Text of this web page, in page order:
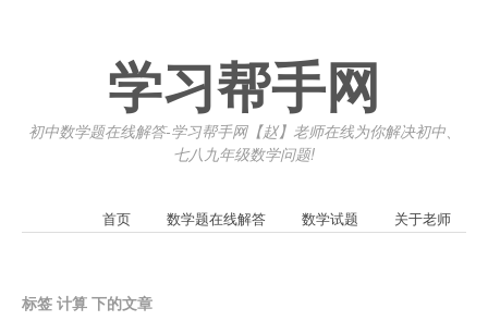
学习帮手网
初中数学题在线解答-学习帮手网【赵】老师在线为你解决初中、
七八九年级数学问题!
首页 数学题在线解答 数学试题 关于老师
标签 计算 下的文章